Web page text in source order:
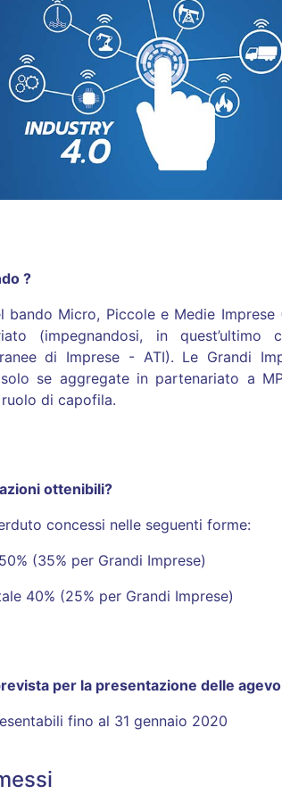
?
bando Micro, Piccole e Medie Imprese
(impegnandosi, in quest’ultimo
di Imprese - ATI). Le Grandi
se aggregate in partenariato a
di capofila.
ottenibili?
concessi nelle seguenti forme:
(35% per Grandi Imprese)
40% (25% per Grandi Imprese)
per la presentazione delle
fino al 31 gennaio 2020